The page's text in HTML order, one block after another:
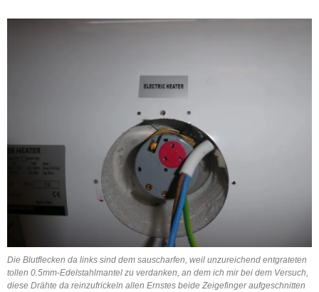
Die Blutflecken da links sind dem sauscharfen, weil unzureichend entgrateten
tollen 0.5mm-Edelstahlmantel zu verdanken, an dem ich mir bei dem Versuch,
diese Drähte da reinzufrickeln allen Ernstes beide Zeigefinger aufgeschnitten